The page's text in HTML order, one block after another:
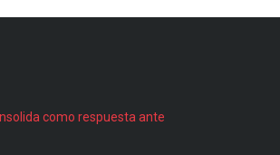
como respuesta ante